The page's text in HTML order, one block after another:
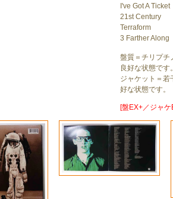
I've Got A Ticket
21st Century
Terraform
3 Farther Along
盤質＝チリプチ
良好な状態です。
ジャケット＝若
好な状態です。
[盤EX+／ジャケ